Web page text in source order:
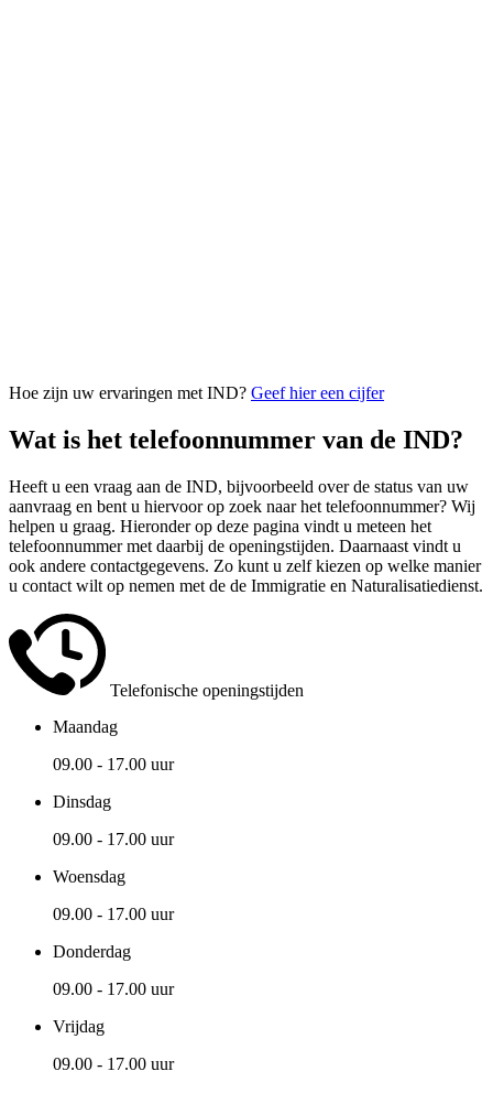
Hoe zijn uw ervaringen met IND? Geef hier een cijfer
Wat is het telefoonnummer van de IND?
Heeft u een vraag aan de IND, bijvoorbeeld over de status van uw
aanvraag en bent u hiervoor op zoek naar het telefoonnummer? Wij
helpen u graag. Hieronder op deze pagina vindt u meteen het
telefoonnummer met daarbij de openingstijden. Daarnaast vindt u
ook andere contactgegevens. Zo kunt u zelf kiezen op welke manier
u contact wilt op nemen met de de Immigratie en Naturalisatiedienst.
Telefonische openingstijden
Maandag
09.00 - 17.00 uur
Dinsdag
09.00 - 17.00 uur
Woensdag
09.00 - 17.00 uur
Donderdag
09.00 - 17.00 uur
Vrijdag
09.00 - 17.00 uur